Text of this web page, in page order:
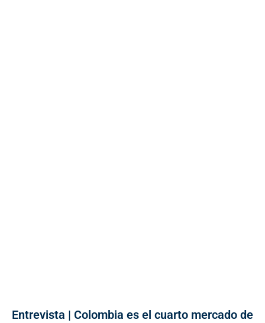
Entrevista | Colombia es el cuarto mercado de